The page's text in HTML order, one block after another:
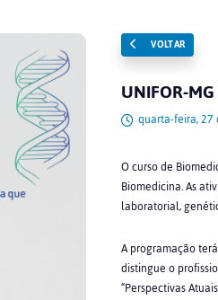
VOLTAR
UNIFOR-
quarta-feira, 27
O curso de
Biomedicina. As
laboratorial,
A programação
distingue o
“Perspectivas